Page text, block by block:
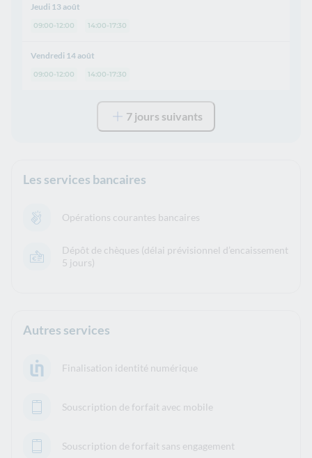
Jeudi 13 août
09:00-12:00 14:00-17:30
Vendredi 14 août
09:00-12:00 14:00-17:30
7 jours suivants
Les services bancaires
Opérations courantes bancaires
Dépôt de chèques (délai prévisionnel d’encaissement
5 jours)
Autres services
Finalisation identité numérique
Souscription de forfait avec mobile
Souscription de forfait sans engagement